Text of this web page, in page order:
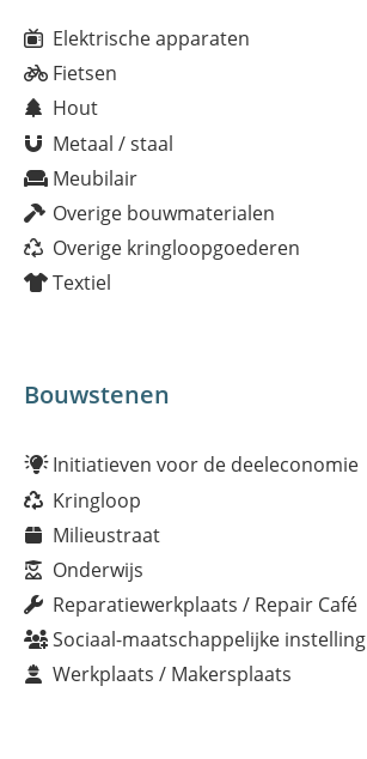
Elektrische apparaten
Fietsen
Hout
Metaal / staal
Meubilair
Overige bouwmaterialen
Overige kringloopgoederen
Textiel
Bouwstenen
Initiatieven voor de deeleconomie
Kringloop
Milieustraat
Onderwijs
Reparatiewerkplaats / Repair Café
Sociaal-maatschappelijke instelling
Werkplaats / Makersplaats